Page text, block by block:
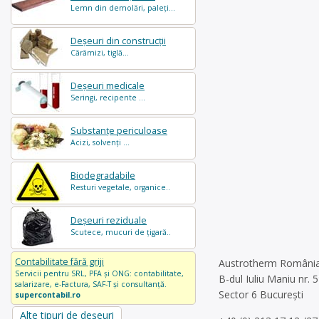
Lemn din demolări, paleți...
Deșeuri din construcții
Cărămizi, tiglă...
Deșeuri medicale
Seringi, recipente ...
Substanțe periculoase
Acizi, solvenți ...
Biodegradabile
Resturi vegetale, organice..
Deșeuri reziduale
Scutece, mucuri de țigară..
Contabilitate fără griji
Servicii pentru SRL, PFA și ONG: contabilitate,
salarizare, e-Factura, SAF-T și consultanță.
supercontabil.ro
Alte tipuri de deșeuri
Austrotherm
B-dul Iuliu Maniu nr.
Sector 6 Bucureşti